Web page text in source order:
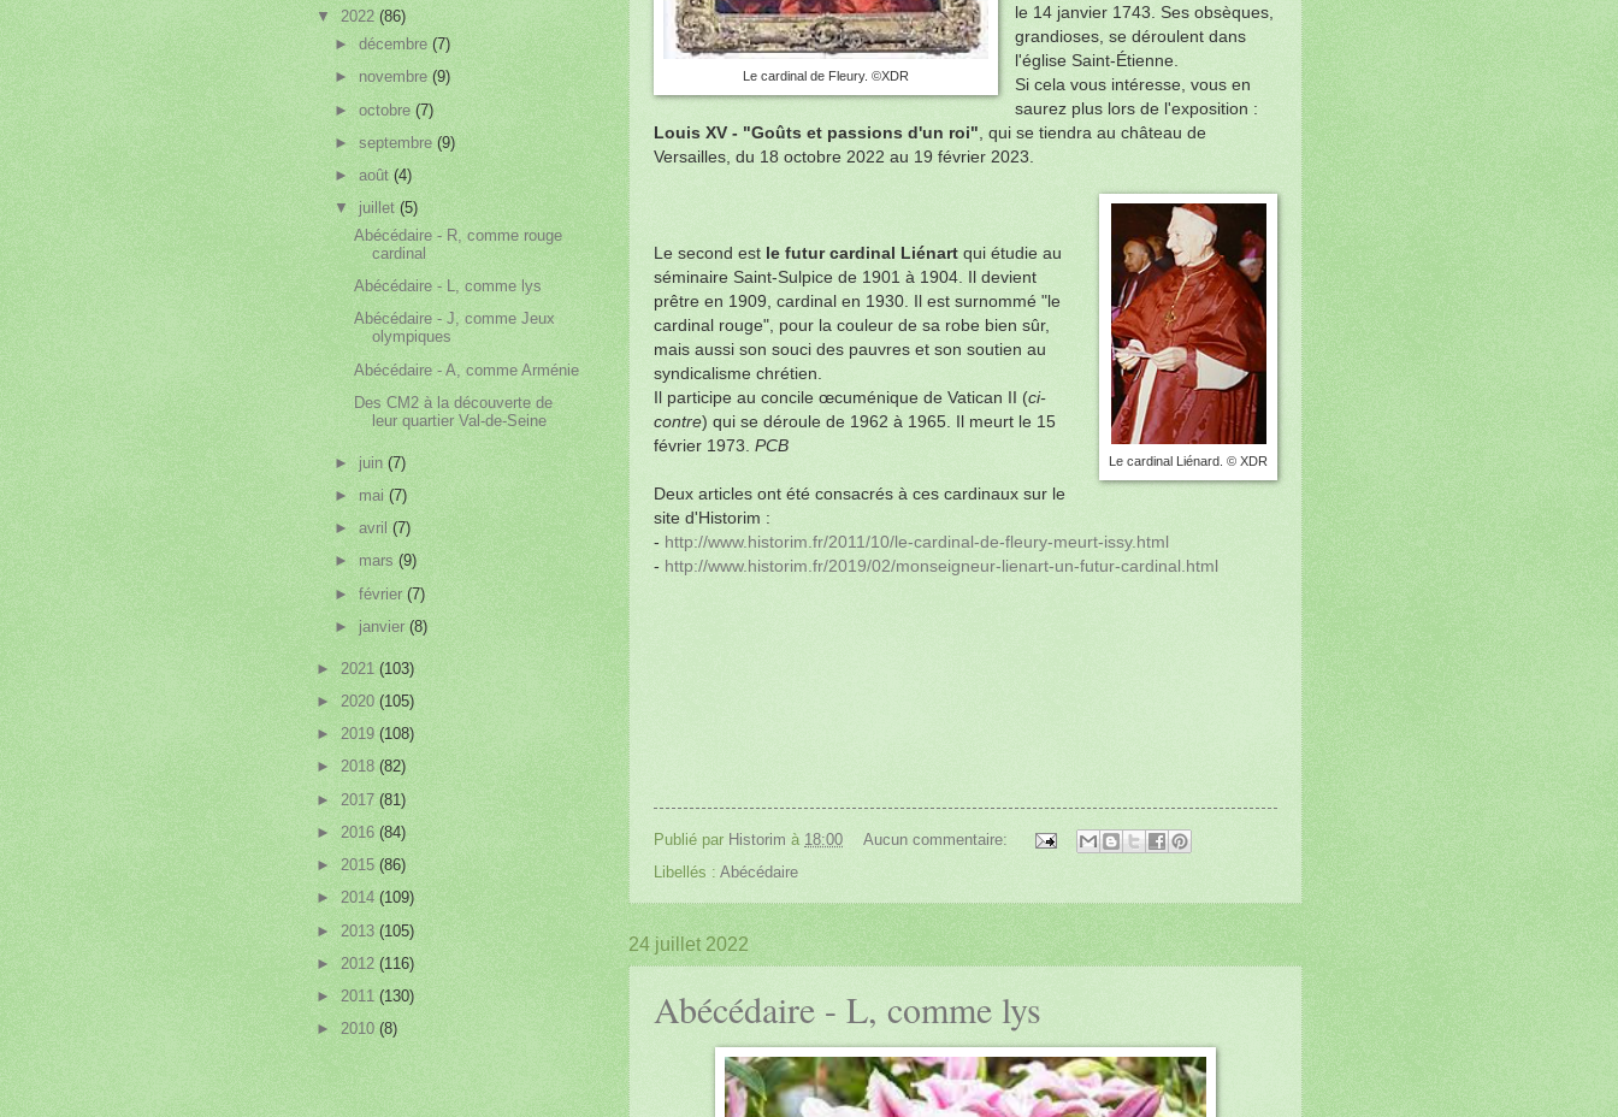
Le cardinal de Fleury. ©XDR
le 14 janvier 1743. Ses obsèques,
grandioses, se déroulent dans
l'église Saint-Étienne.
Si cela vous intéresse, vous en
saurez plus lors de l'exposition :
Louis XV - "Goûts et passions d'un roi", qui se tiendra au château de
Versailles, du 18 octobre 2022 au 19 février 2023.
Le cardinal Liénard. © XDR
Le second est le futur cardinal Liénart qui étudie au
séminaire Saint-Sulpice de 1901 à 1904. Il devient
prêtre en 1909, cardinal en 1930. Il est surnommé "le
cardinal rouge", pour la couleur de sa robe bien sûr,
mais aussi son souci des pauvres et son soutien au
syndicalisme chrétien.
Il participe au concile œcuménique de Vatican II (ci-
contre) qui se déroule de 1962 à 1965. Il meurt le 15
février 1973. PCB
Deux articles ont été consacrés à ces cardinaux sur le
site d'Historim :
- http://www.historim.fr/2011/10/le-cardinal-de-fleury-meurt-issy.html
- http://www.historim.fr/2019/02/monseigneur-lienart-un-futur-cardinal.html
Publié par Historim à 18:00
Aucun commentaire:
Libellés : Abécédaire
24 juillet 2022
Abécédaire - L, comme lys
▼ 2022 (86)
►décembre(7)
►novembre(9)
►octobre(7)
►septembre(9)
►août(4)
▼juillet(5)
Abécédaire - R, comme rouge
cardinal
Abécédaire - L, comme lys
Abécédaire - J, comme Jeux
olympiques
Abécédaire - A, comme Arménie
Des CM2 à la découverte de
leur quartier Val-de-Seine
►juin(7)
►mai(7)
►avril(7)
►mars(9)
►février(7)
► janvier(8)
► 2021 (103)
► 2020 (105)
► 2019 (108)
► 2018 (82)
► 2017 (81)
► 2016 (84)
► 2015 (86)
► 2014 (109)
► 2013 (105)
► 2012 (116)
► 2011 (130)
► 2010 (8)